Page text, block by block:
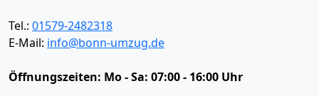
Tel.: 01579-2482318
E-Mail: info@bonn-umzug.de
Öffnungszeiten: Mo - Sa: 07:00 - 16:00 Uhr